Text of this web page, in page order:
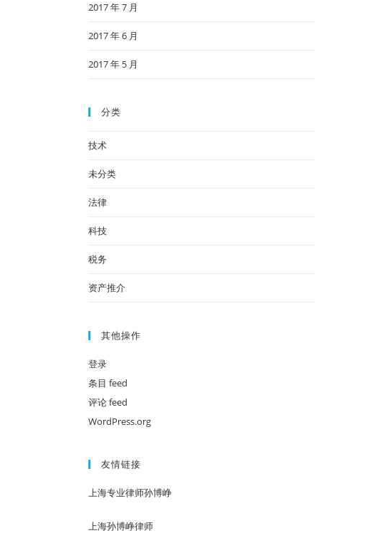
2017 年 7 月
2017 年 6 月
2017 年 5 月
分类
技术
未分类
法律
科技
税务
资产推介
其他操作
登录
条目 feed
评论 feed
WordPress.org
友情链接
上海专业律师孙博峥
上海孙博峥律师